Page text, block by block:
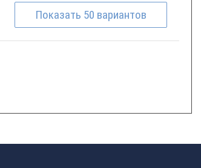
Показать 50 вариантов